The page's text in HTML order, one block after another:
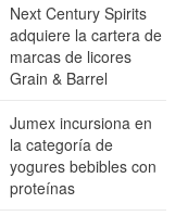
Next Century Spirits
adquiere la cartera de
marcas de licores
Grain & Barrel
Jumex incursiona en
la categoría de
yogures bebibles con
proteínas